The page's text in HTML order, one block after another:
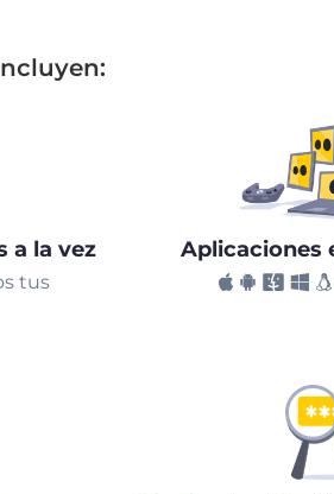
a la vez
tus
Aplicaciones